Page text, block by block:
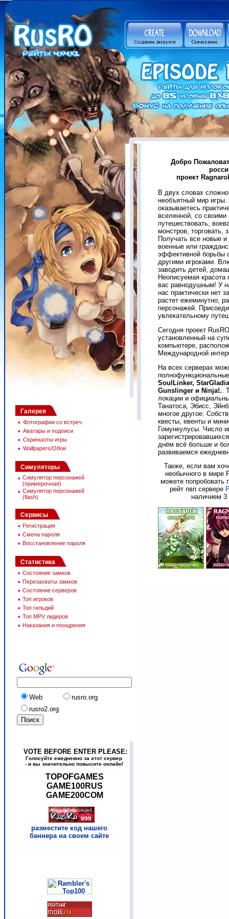
Галерея
• Фотографии со встреч
• Аватары и подписи
• Скриншоты игры
• Wallpapers/Обои
Симуляторы
• Симулятор персонажей
(примерочная)
• Симулятор персонажей
(flash)
Сервисы
• Регистрация
• Смена пароля
• Восстановление пароля
Статистика
• Состояние замков
• Перезахваты замков
• Состояние серверов
• Топ игроков
• Топ гильдий
• Топ MPV лидеров
• Наказания и поощрения
Web
rusro.org
rusro2.org
VOTE BEFORE ENTER PLEASE:
Голосуйте ежедневно за этот сервер
- и вы значительно повысите онлайн!
TOPOFGAMES
GAME100RUS
GAME200COM
разместите код нашего
баннера на своем сайте
Добро
проект
B двух словах
необъятный мир
оказываетесь
вселенной, со
путешествовать,
монстров, торговать,
Получать все новые
военные или
эффективной борьбы
другими игроками.
заводить детей,
Неописуемая красота
вас равнодушным! У
нас практически нет
растет ежеминутно,
персонажей.
увлекательному
Сегодня проект
установленный на
компьютере,
Международной
На всех серверах
SoulLinker,
Gunslinger и Ninja!. .
локации и
Танатоса, Эбисс,
многое другое.
квесты, евенты и
Гомункулусы. Число
днём всё больше и
развиваемся
Также, если вам
необычного в мире
можете попробовать
рейт пвп сервере
наличием